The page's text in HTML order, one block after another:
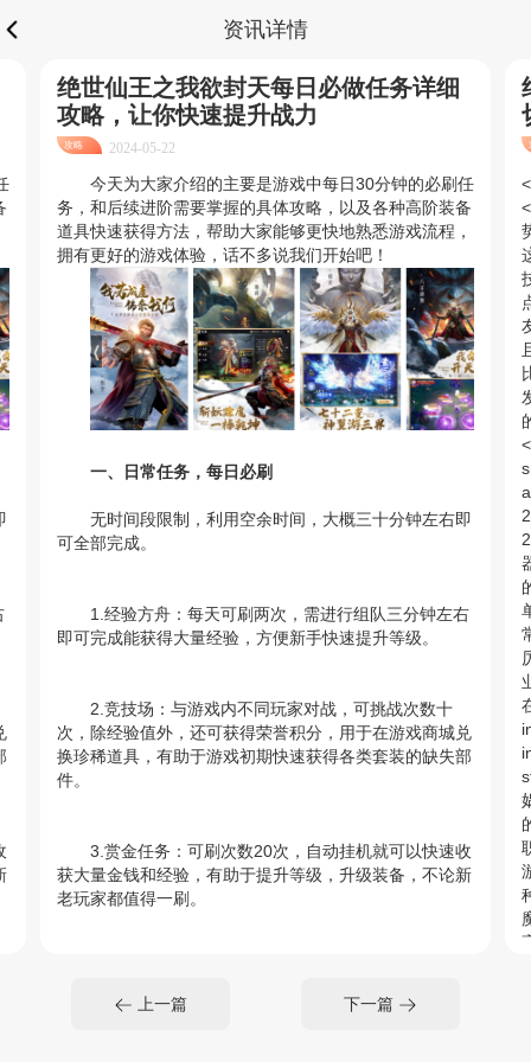
资讯详情
绝世仙王之我欲封天每日必做任务详细
攻略，让你快速提升战力
攻略 2024-05-22
今天为大家介绍的主要是游戏中每日30分钟的必刷任
务，和后续进阶需要掌握的具体攻略，以及各种高阶装备
道具快速获得方法，帮助大家能够更快地熟悉游戏流程，
拥有更好的游戏体验，话不多说我们开始吧！
一、日常任务，每日必刷
无时间段限制，利用空余时间，大概三十分钟左右即
可全部完成。
1.经验方舟：每天可刷两次，需进行组队三分钟左右
即可完成能获得大量经验，方便新手快速提升等级。
2.竞技场：与游戏内不同玩家对战，可挑战次数十
次，除经验值外，还可获得荣誉积分，用于在游戏商城兑
换珍稀道具，有助于游戏初期快速获得各类套装的缺失部
件。
3.赏金任务：可刷次数20次，自动挂机就可以快速收
获大量金钱和经验，有助于提升等级，升级装备，不论新
老玩家都值得一刷。
得极品装备，和高级翅膀的主要途径。也属于必做任务。
上一篇 下一篇